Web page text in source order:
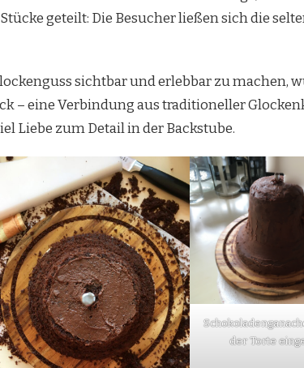
geteilt: Die Besucher ließen sich die
sichtbar und erlebbar zu machen,
– eine Verbindung aus traditioneller
Liebe zum Detail in der Backstube.
der Torte